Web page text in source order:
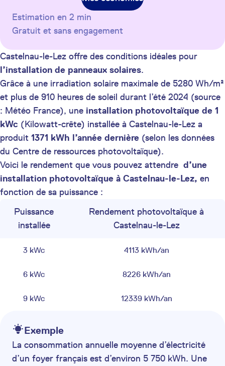
Estimation en 2 min
Gratuit et sans engagement
Castelnau-le-Lez offre des conditions idéales pour
l’installation de panneaux solaires.
Grâce à une irradiation solaire maximale de 5280 Wh/m²
et plus de 910 heures de soleil durant l’été 2024 (source
: Météo France), une installation photovoltaïque de 1
kWc (Kilowatt-crête) installée à Castelnau-le-Lez a
produit 1371 kWh l’année dernière (selon les données
du Centre de ressources photovoltaïque).
Voici le rendement que vous pouvez attendre d’une
installation photovoltaïque à Castelnau-le-Lez, en
fonction de sa puissance :
Puissance
installée
Rendement photovoltaïque à
Castelnau-le-Lez
3 kWc 4113 kWh/an
6 kWc 8226 kWh/an
9 kWc 12339 kWh/an
Exemple
La consommation annuelle moyenne d’électricité
d’un foyer français est d’environ 5 750 kWh. Une